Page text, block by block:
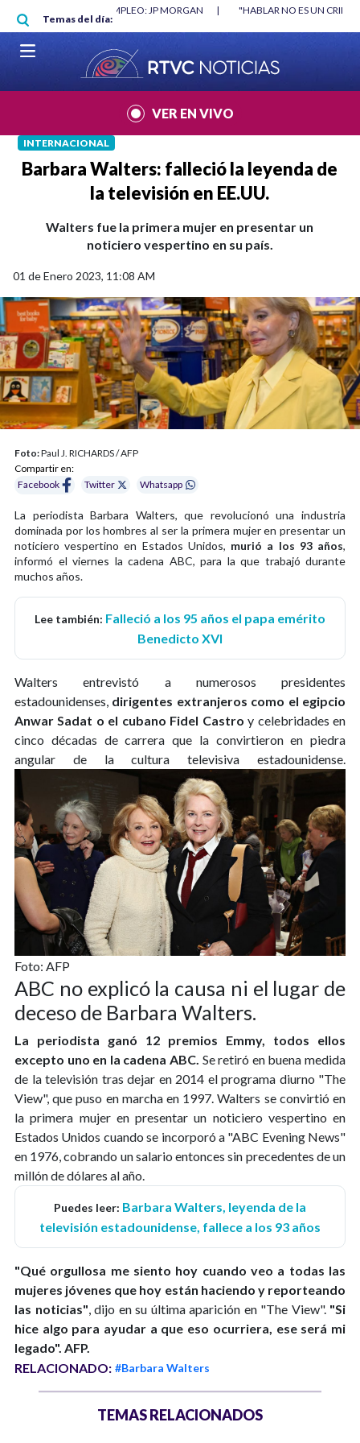
Pasar al contenido principal
Temas del día:
"HABLAR NO ES UN CRIMEN": CARTA DE BETO CORAL | ABELARDO
VER EN VIVO
INTERNACIONAL
Barbara Walters: falleció la leyenda de
la televisión en EE.UU.
Walters fue la primera mujer en presentar un
noticiero vespertino en su país.
01 de Enero 2023, 11:08 AM
Foto:Paul J. RICHARDS / AFP
Compartir en:
Facebook
Twitter Whatsapp
La periodista Barbara Walters, que revolucionó una industria
dominada por los hombres al ser la primera mujer en presentar un
noticiero vespertino en Estados Unidos, murió a los 93 años,
informó el viernes la cadena ABC, para la que trabajó durante
muchos años.
Lee también: Falleció a los 95 años el papa emérito
Benedicto XVI
Walters entrevistó a numerosos presidentes
estadounidenses, dirigentes extranjeros como el egipcio
Anwar Sadat o el cubano Fidel Castro y celebridades en
cinco décadas de carrera que la convirtieron en piedra
angular de la cultura televisiva estadounidense.
Foto: AFP
ABC no explicó la causa ni el lugar de
deceso de Barbara Walters.
La periodista ganó 12 premios Emmy, todos ellos
excepto uno en la cadena ABC. Se retiró en buena medida
de la televisión tras dejar en 2014 el programa diurno "The
View", que puso en marcha en 1997. Walters se convirtió en
la primera mujer en presentar un noticiero vespertino en
Estados Unidos cuando se incorporó a "ABC Evening News"
en 1976, cobrando un salario entonces sin precedentes de un
millón de dólares al año.
Puedes leer: Barbara Walters, leyenda de la
televisión estadounidense, fallece a los 93 años
"Qué orgullosa me siento hoy cuando veo a todas las
mujeres jóvenes que hoy están haciendo y reporteando
las noticias" , dijo en su última aparición en "The View". "Si
hice algo para ayudar a que eso ocurriera, ese será mi
legado". AFP.
RELACIONADO: #Barbara Walters
TEMAS RELACIONADOS